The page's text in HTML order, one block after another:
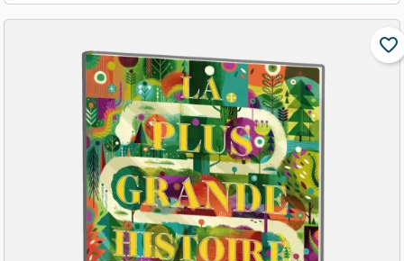
favorite_border